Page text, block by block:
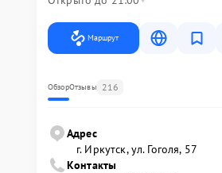
Маршрут
ОбзорОтзывы 216
Адрес
г. Иркутск, ул. ​Гоголя, 57
Контакты